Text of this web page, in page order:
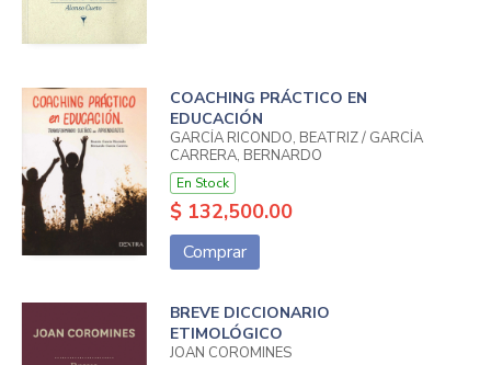
COACHING PRÁCTICO EN
EDUCACIÓN
GARCÍA RICONDO, BEATRIZ / GARCÍA
CARRERA, BERNARDO
En Stock
$ 132,500.00
Comprar
BREVE DICCIONARIO
ETIMOLÓGICO
JOAN COROMINES